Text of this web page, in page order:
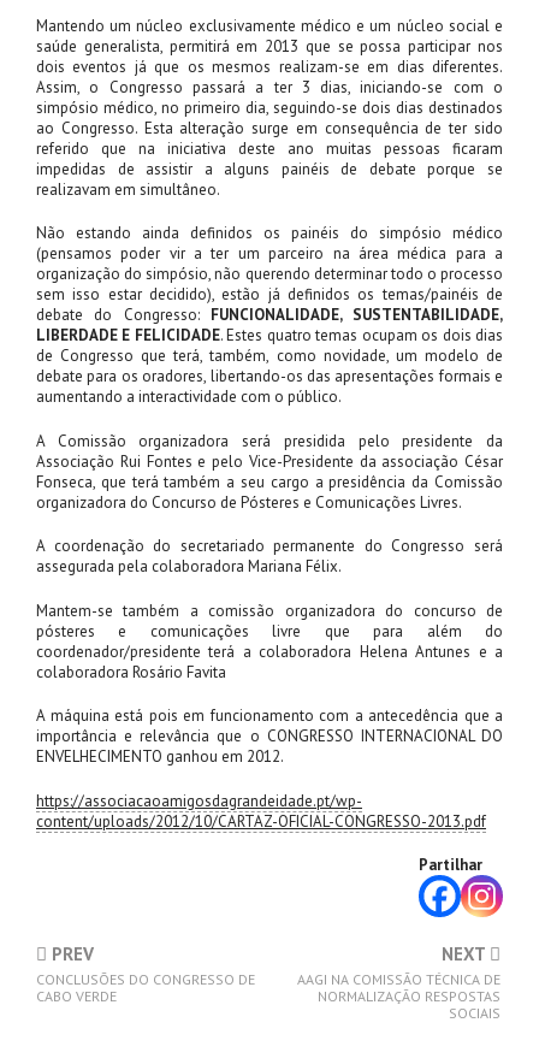
Mantendo um núcleo exclusivamente médico e um núcleo social e
saúde generalista, permitirá em 2013 que se possa participar nos
dois eventos já que os mesmos realizam-se em dias diferentes.
Assim, o Congresso passará a ter 3 dias, iniciando-se com o
simpósio médico, no primeiro dia, seguindo-se dois dias destinados
ao Congresso. Esta alteração surge em consequência de ter sido
referido que na iniciativa deste ano muitas pessoas ficaram
impedidas de assistir a alguns painéis de debate porque se
realizavam em simultâneo.
Não estando ainda definidos os painéis do simpósio médico
(pensamos poder vir a ter um parceiro na área médica para a
organização do simpósio, não querendo determinar todo o processo
sem isso estar decidido), estão já definidos os temas/painéis de
debate do Congresso: FUNCIONALIDADE, SUSTENTABILIDADE,
LIBERDADE E FELICIDADE. Estes quatro temas ocupam os dois dias
de Congresso que terá, também, como novidade, um modelo de
debate para os oradores, libertando-os das apresentações formais e
aumentando a interactividade com o público.
A Comissão organizadora será presidida pelo presidente da
Associação Rui Fontes e pelo Vice-Presidente da associação César
Fonseca, que terá também a seu cargo a presidência da Comissão
organizadora do Concurso de Pósteres e Comunicações Livres.
A coordenação do secretariado permanente do Congresso será
assegurada pela colaboradora Mariana Félix.
Mantem-se também a comissão organizadora do concurso de
pósteres e comunicações livre que para além do
coordenador/presidente terá a colaboradora Helena Antunes e a
colaboradora Rosário Favita
A máquina está pois em funcionamento com a antecedência que a
importância e relevância que o CONGRESSO INTERNACIONAL DO
ENVELHECIMENTO ganhou em 2012.
https://associacaoamigosdagrandeidade.pt/wp-
content/uploads/2012/10/CARTAZ-OFICIAL-CONGRESSO-2013.pdf
Partilhar
PREV
CONCLUSÕES DO CONGRESSO DE
CABO VERDE
NEXT
AAGI NA COMISSÃO TÉCNICA DE
NORMALIZAÇÃO RESPOSTAS
SOCIAIS